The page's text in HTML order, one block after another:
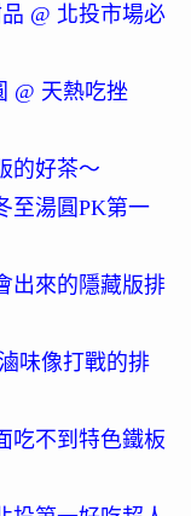
@ 北投市場必
@ 天熱吃挫
的好茶～
至湯圓PK第一
出來的隱藏版排
味像打戰的排
吃不到特色鐵板